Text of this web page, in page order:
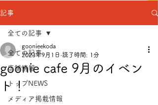
記事
全ての記事
店舗情報
トップNEWS
メディア掲載情報
全ての記事
goonie cafe 9月のイベン
ト！
goonieekoda
2023年9月1日 読了時間: 1分